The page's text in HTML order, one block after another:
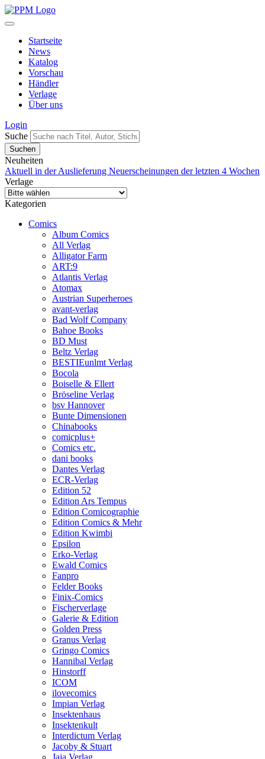
Startseite
News
Katalog
Vorschau
Händler
Verlage
Über uns
Login
Suche
Neuheiten
Aktuell in der Auslieferung Neuerscheinungen der letzten 4 Wochen
Verlage
Kategorien
Comics
Album Comics
All Verlag
Alligator Farm
ART:9
Atlantis Verlag
Atomax
Austrian Superheroes
avant-verlag
Bad Wolf Company
Bahoe Books
BD Must
Beltz Verlag
BESTIEunlmt Verlag
Bocola
Boiselle & Ellert
Bröseline Verlag
bsv Hannover
Bunte Dimensionen
Chinabooks
comicplus+
Comics etc.
dani books
Dantes Verlag
ECR-Verlag
Edition 52
Edition Ars Tempus
Edition Comicographie
Edition Comics & Mehr
Edition Kwimbi
Epsilon
Erko-Verlag
Ewald Comics
Fanpro
Felder Books
Finix-Comics
Fischerverlage
Galerie & Edition
Golden Press
Granus Verlag
Gringo Comics
Hannibal Verlag
Hinstorff
ICOM
ilovecomics
Impian Verlag
Insektenhaus
Insektenkult
Interdictum Verlag
Jacoby & Stuart
Jaja Verlag